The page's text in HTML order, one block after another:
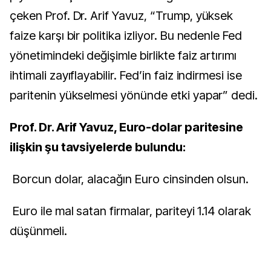
çeken Prof. Dr. Arif Yavuz, “Trump, yüksek
faize karşı bir politika izliyor. Bu nedenle Fed
yönetimindeki değişimle birlikte faiz artırımı
ihtimali zayıflayabilir. Fed’in faiz indirmesi ise
paritenin yükselmesi yönünde etki yapar” dedi.
Prof. Dr. Arif Yavuz, Euro-dolar paritesine
ilişkin şu tavsiyelerde bulundu:
Borcun dolar, alacağın Euro cinsinden olsun.
Euro ile mal satan firmalar, pariteyi 1.14 olarak
düşünmeli.